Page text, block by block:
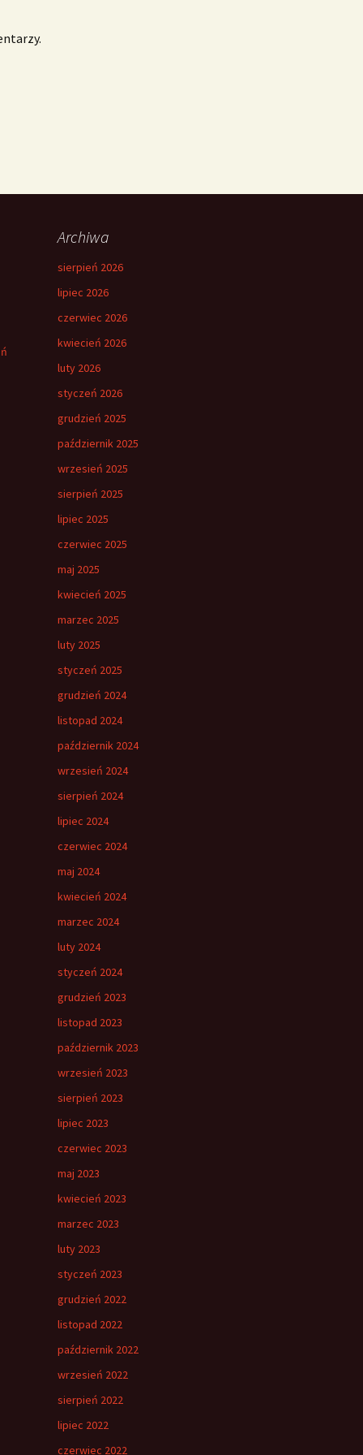
Archiwa
sierpień 2026
lipiec 2026
czerwiec 2026
kwiecień 2026
luty 2026
styczeń 2026
grudzień 2025
październik 2025
wrzesień 2025
sierpień 2025
lipiec 2025
czerwiec 2025
maj 2025
kwiecień 2025
marzec 2025
luty 2025
styczeń 2025
grudzień 2024
listopad 2024
październik 2024
wrzesień 2024
sierpień 2024
lipiec 2024
czerwiec 2024
maj 2024
kwiecień 2024
marzec 2024
luty 2024
styczeń 2024
grudzień 2023
listopad 2023
październik 2023
wrzesień 2023
sierpień 2023
lipiec 2023
czerwiec 2023
maj 2023
kwiecień 2023
marzec 2023
luty 2023
styczeń 2023
grudzień 2022
listopad 2022
październik 2022
wrzesień 2022
sierpień 2022
lipiec 2022
czerwiec 2022